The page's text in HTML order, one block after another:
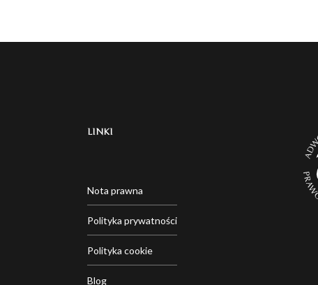
LINKI
Nota prawna
Polityka prywatności
Polityka cookie
Blog